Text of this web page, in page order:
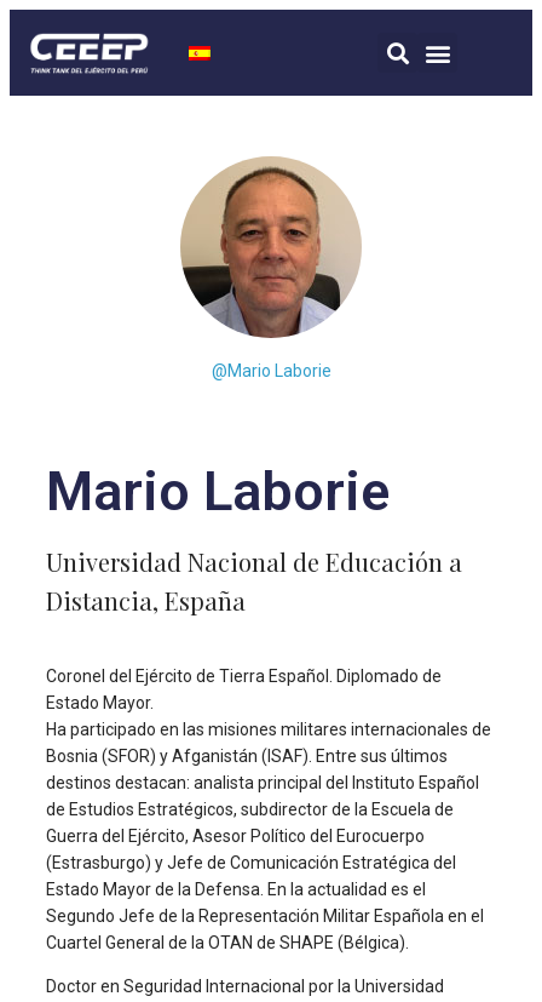
@Mario Laborie
Mario Laborie
Universidad Nacional de Educación a
Distancia, España
Coronel del Ejército de Tierra Español. Diplomado de
Estado Mayor.
Ha participado en las misiones militares internacionales de
Bosnia (SFOR) y Afganistán (ISAF). Entre sus últimos
destinos destacan: analista principal del Instituto Español
de Estudios Estratégicos, subdirector de la Escuela de
Guerra del Ejército, Asesor Político del Eurocuerpo
(Estrasburgo) y Jefe de Comunicación Estratégica del
Estado Mayor de la Defensa. En la actualidad es el
Segundo Jefe de la Representación Militar Española en el
Cuartel General de la OTAN de SHAPE (Bélgica).
Doctor en Seguridad Internacional por la Universidad